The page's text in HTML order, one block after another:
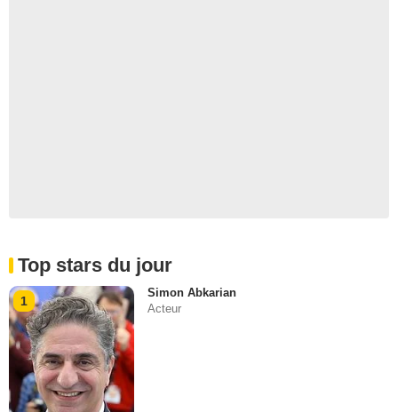
Top stars du jour
1
Simon Abkarian
Acteur